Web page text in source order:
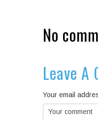
No
Leave A
Your email